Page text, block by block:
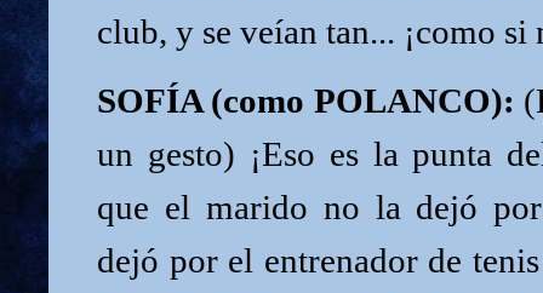
club, y se veían tan... ¡como si
SOFÍA (como POLANCO):
un gesto) ¡Eso es la punta
que el marido no la dejó
dejó por el entrenador de